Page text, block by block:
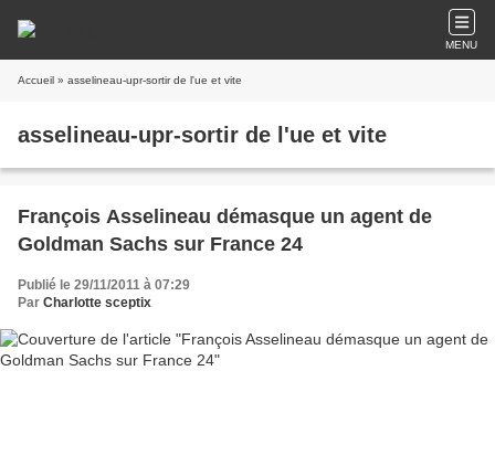
MENU
Accueil » asselineau-upr-sortir de l'ue et vite
asselineau-upr-sortir de l'ue et vite
François Asselineau démasque un agent de
Goldman Sachs sur France 24
Publié le 29/11/2011 à 07:29
Par Charlotte sceptix